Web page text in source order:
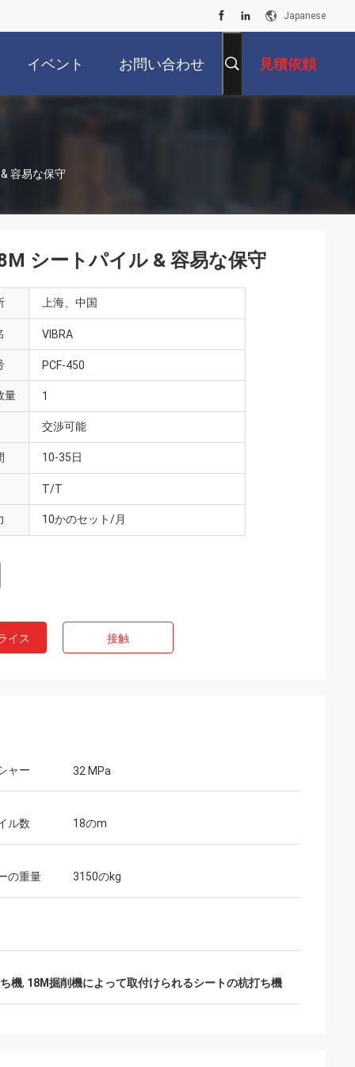
Japanese
イベント お問い合わせ 見積依頼
容易な保守
シートパイル & 容易な保守
上海、中国
VIBRA
PCF-450
量 1
交渉可能
10-35日
T/T
10かのセット/月
イス 接触
ャー 32 MPa
ル数 18のm
の重量 3150のkg
機, 18M掘削機によって取付けられるシートの杭打ち機